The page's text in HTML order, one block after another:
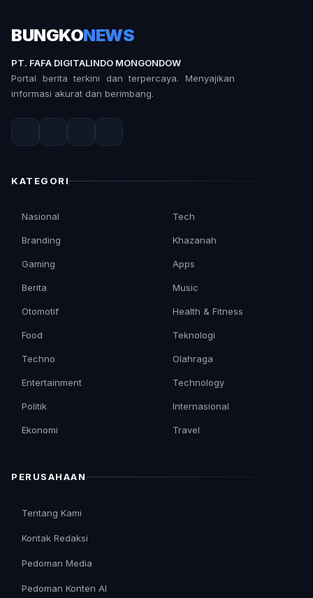
BUNGKONEWS
PT. FAFA DIGITALINDO MONGONDOW
Portal berita terkini dan terpercaya. Menyajikan
informasi akurat dan berimbang.
KATEGORI
Nasional
Branding
Gaming
Berita
Otomotif
Tech
Khazanah
Apps
Music
Health & Fitness
Food
Techno
Entertainment
Politik
Ekonomi
Teknologi
Olahraga
Technology
Internasional
Travel
PERUSAHAAN
Tentang Kami
Kontak Redaksi
Pedoman Media
Pedoman Konten AI